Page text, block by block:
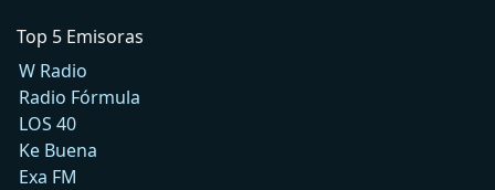
Top 5 Emisoras
W Radio
Radio Fórmula
LOS 40
Ke Buena
Exa FM